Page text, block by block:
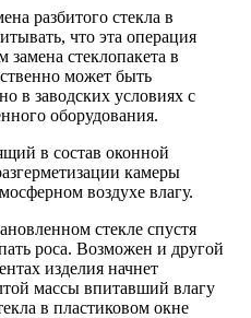
разбитого стекла в
что эта операция
замена стеклопакета в
может быть
в заводских условиях с
оборудования.
в состав оконной
камеры
воздухе влагу.
стекле спустя
роса. Возможен и другой
изделия начнет
массы впитавший влагу
в пластиковом окне